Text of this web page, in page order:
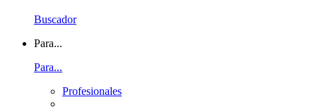
Buscador
Para...
Para...
Profesionales